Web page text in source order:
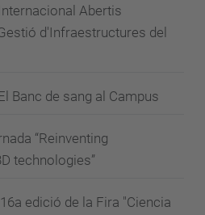
Abertis
d'Infraestructures del
Banc de sang al Campus
“Reinventing
technologies”
edició de la Fira "Ciencia